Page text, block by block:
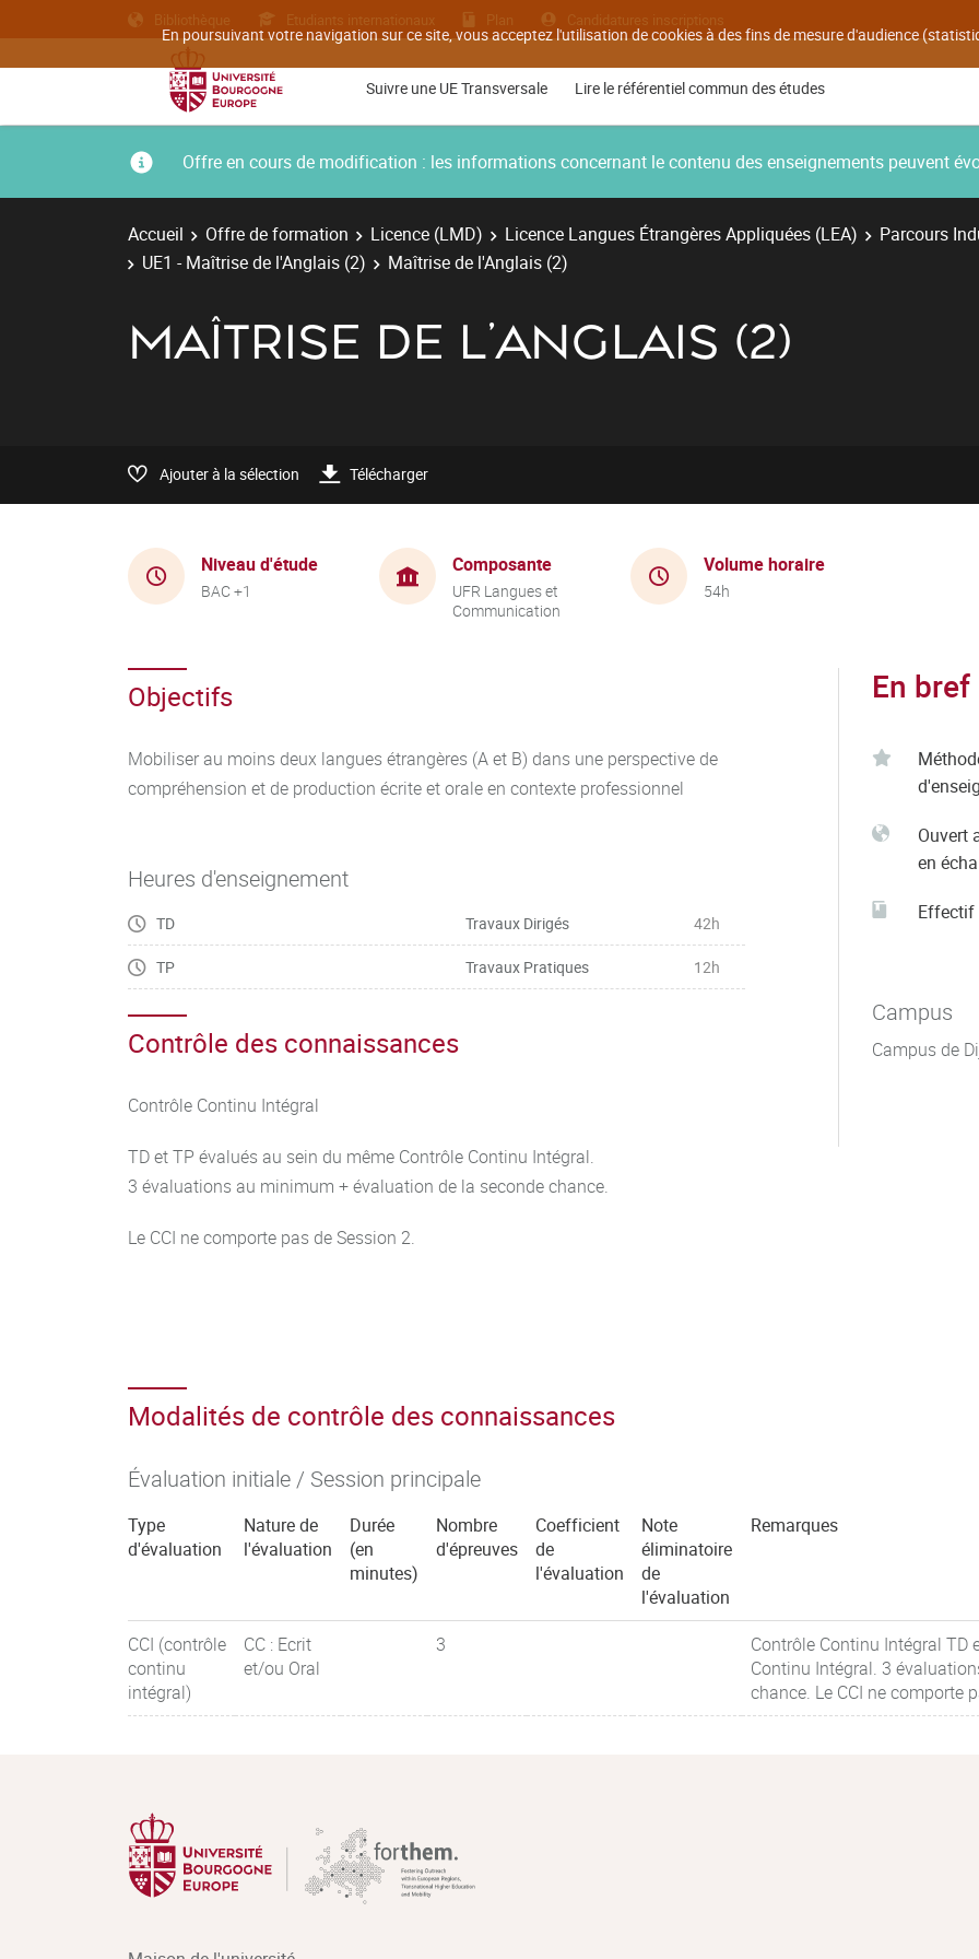
En poursuivant votre navigation sur ce site, vous acceptez l'utilisation de cookies à des fins de mesure d'audience
Bibliothèque Etudiants internationaux Plan Candidatures inscriptions
Suivre une UE Transversale Lire le référentiel commun des études
Offre en cours de modification : les informations concernant le contenu des enseignements peuvent
Accueil Offre de formation Licence (LMD) Licence Langues Étrangères Appliquées (LEA)
Parcours
UE1 - Maîtrise de l'Anglais (2)
Maîtrise de l'Anglais (2)
MAÎTRISE DE L'ANGLAIS (2)
Ajouter à la sélection Télécharger
Niveau d'étude
BAC +1
Composante
UFR Langues et
Communication
Volume horaire
54h
Objectifs
Mobiliser au moins deux langues étrangères (A et B) dans une perspective de
compréhension et de production écrite et orale en contexte professionnel
Heures d'enseignement
TD Travaux Dirigés 42h
TP Travaux Pratiques 12h
Contrôle des connaissances
Contrôle Continu Intégral
TD et TP évalués au sein du même Contrôle Continu Intégral.
3 évaluations au minimum + évaluation de la seconde chance.
Le CCI ne comporte pas de Session 2.
En bref
Ouvert
en
Effectif
Campus
Campus de
Modalités de contrôle des connaissances
Évaluation initiale / Session principale
Type
d'évaluation
Nature de
l'évaluation
Durée
(en
minutes)
Nombre
d'épreuves
Coefficient
de
l'évaluation
Note
éliminatoire
de
l'évaluation
Remarques
CCI (contrôle
continu
intégral)
CC : Ecrit
et/ou Oral
3
Contrôle Continu Intégral TD
Continu Intégral. 3
chance. Le CCI ne comporte